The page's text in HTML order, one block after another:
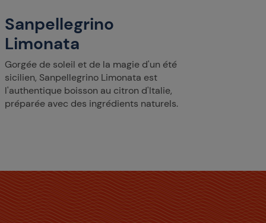
Sanpellegrino
Limonata
Gorgée de soleil et de la magie d'un été
sicilien, Sanpellegrino Limonata est
l'authentique boisson au citron d'Italie,
préparée avec des ingrédients naturels.